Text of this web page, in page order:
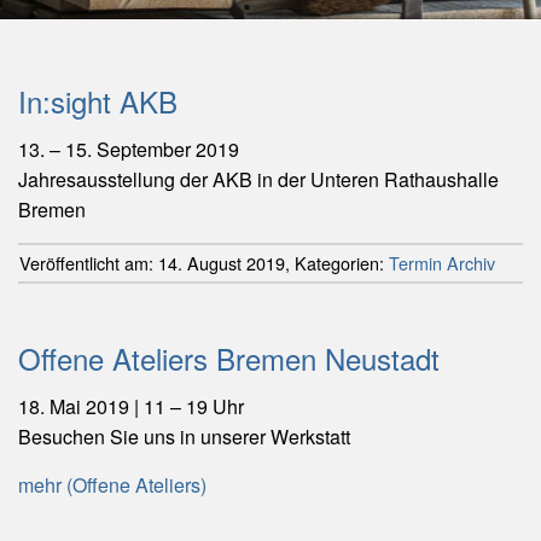
In:sight AKB
13. – 15. September 2019
Jahresausstellung der AKB in der Unteren Rathaushalle
Bremen
Veröffentlicht am: 14. August 2019, Kategorien: Termin Archiv
Offene Ateliers Bremen Neustadt
18. Mai 2019 | 11 – 19 Uhr
Besuchen Sie uns in unserer Werkstatt
mehr (Offene Ateliers)